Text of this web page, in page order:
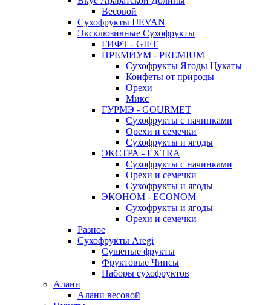
Весовой
Сухофрукты IJEVAN
Эксклюзивные Сухофрукты
ГИФТ - GIFT
ПРЕМИУМ - PREMIUM
Сухофрукты Ягоды Цукаты
Конфеты от природы
Орехи
Микс
ГУРМЭ - GOURMET
Сухофрукты с начинками
Орехи и семечки
Сухофрукты и ягоды
ЭКСТРА - EXTRA
Сухофрукты с начинками
Орехи и семечки
Сухофрукты и ягоды
ЭКОНОМ - ECONOM
Сухофрукты и ягоды
Орехи и семечки
Разное
Сухофрукты Aregi
Сушеные фрукты
Фруктовые Чипсы
Наборы сухофруктов
Алани
Алани весовой